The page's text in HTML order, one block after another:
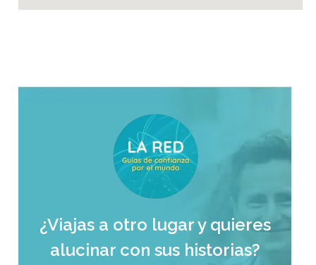
¿Viajas a otro lugar y quieres
alucinar con sus historias?